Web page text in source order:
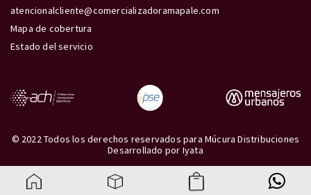
atencionalcliente@comercializadoramapale.com
Mapa de cobertura
Estado del servicio
© 2022 Todos los derechos reservados para Múcura Distribuciones
Desarrollado por Iyata